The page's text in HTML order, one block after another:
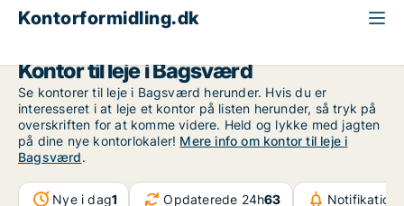
Kontorformidling.dk
Kontor til leje i Bagsværd
Se kontorer til leje i Bagsværd herunder. Hvis du er
interesseret i at leje et kontor på listen herunder, så tryk på
overskriften for at komme videre. Held og lykke med jagten
på dine nye kontorlokaler! Mere info om kontor til leje i
Bagsværd.
Nye i dag1 Opdaterede 24h63